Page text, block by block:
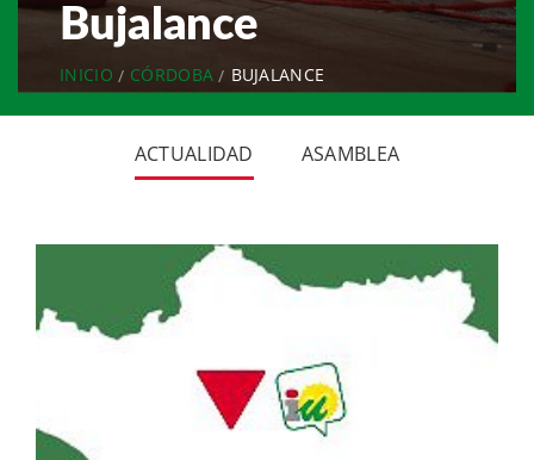
Bujalance
INICIO CÓRDOBA BUJALANCE
ACTUALIDAD ASAMBLEA